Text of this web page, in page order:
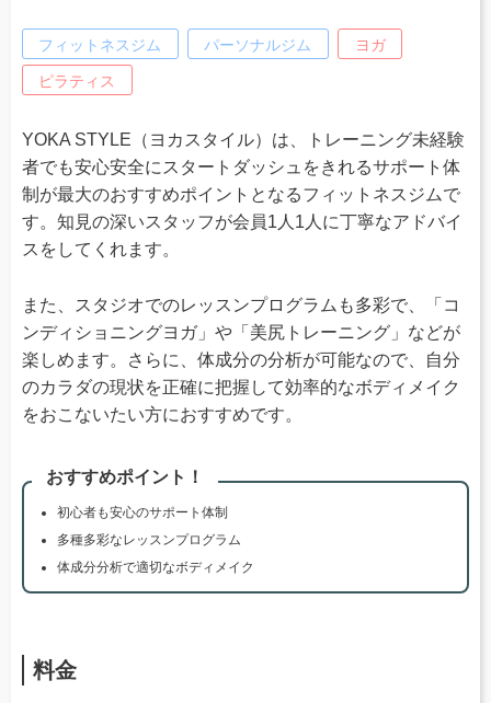
フィットネスジム パーソナルジム ヨガ
ピラティス
YOKA STYLE（ヨカスタイル）は、トレーニング未経験
者でも安心安全にスタートダッシュをきれるサポート体
制が最大のおすすめポイントとなるフィットネスジムで
す。知見の深いスタッフが会員1人1人に丁寧なアドバイ
スをしてくれます。
また、スタジオでのレッスンプログラムも多彩で、「コ
ンディショニングヨガ」や「美尻トレーニング」などが
楽しめます。さらに、体成分の分析が可能なので、自分
のカラダの現状を正確に把握して効率的なボディメイク
をおこないたい方におすすめです。
おすすめポイント！
初心者も安心のサポート体制
多種多彩なレッスンプログラム
体成分分析で適切なボディメイク
料金